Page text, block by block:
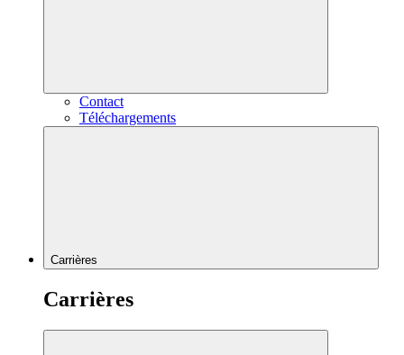
Contact
Téléchargements
Carrières
Carrières